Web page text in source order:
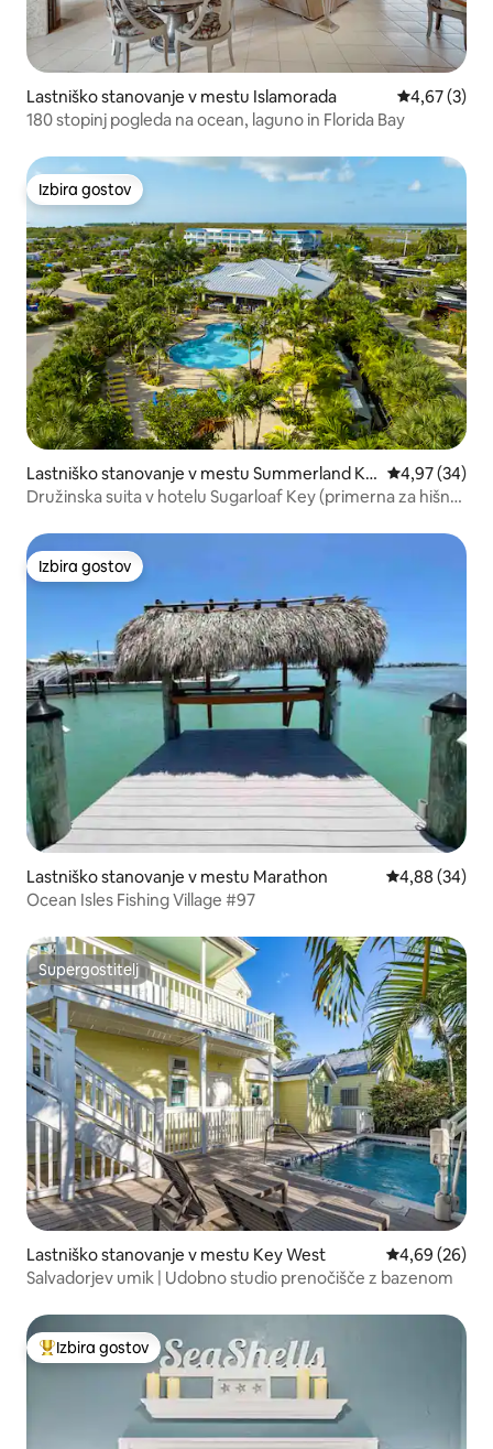
Lastniško stanovanje v mestu Islamorada Povprečna
4,67 (3)
180 stopinj pogleda na ocean, laguno in Florida Bay
Izbira gostov
Izbira gostov
Lastniško stanovanje v mestu Summerland Ke
y
Povprečna
4,97 (34)
Družinska suita v hotelu Sugarloaf Key (primerna za hišne
Izbira gostov
Izbira gostov
Lastniško stanovanje v mestu Marathon Povprečna
4,88 (34)
Ocean Isles Fishing Village #97
Supergostitelj
Supergostitelj
Lastniško stanovanje v mestu Key West Povprečna
4,69 (26)
Salvadorjev umik | Udobno studio prenočišče z bazenom
Najbolj priljubljena prenočišča z značko »Izbira gostov«
Izbira gostov